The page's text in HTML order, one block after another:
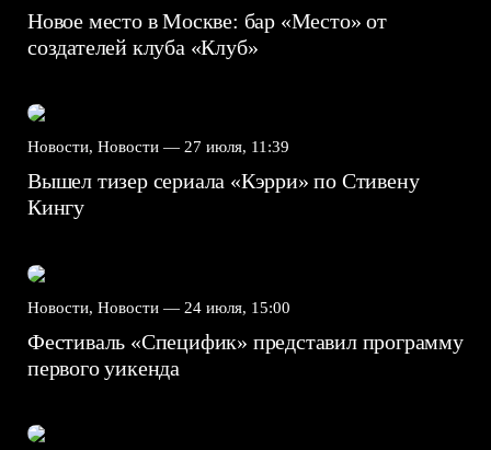
Новое место в Москве: бар «Место» от
создателей клуба «Клуб»
Новости, Новости — 27 июля, 11:39
Вышел тизер сериала «Кэрри» по Стивену
Кингу
Новости, Новости — 24 июля, 15:00
Фестиваль «Специфик» представил программу
первого уикенда